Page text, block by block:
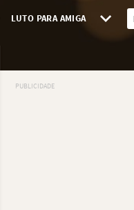
LUTO PARA AMIGA